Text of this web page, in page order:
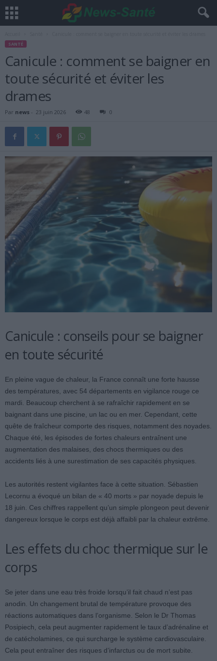
SANTÉ
Canicule : comment se baigner en
toute sécurité et éviter les
drames
Par news - 23 juin 2026 48 0
Canicule : conseils pour se baigner
en toute sécurité
En pleine vague de chaleur, la France connaît une forte hausse
des températures, avec 54 départements en vigilance rouge ce
mardi. Beaucoup cherchent à se rafraîchir rapidement en se
baignant dans une piscine, un lac ou en mer. Cependant, cette
quête de fraîcheur comporte des risques, notamment des noyades.
Chaque été, les épisodes de fortes chaleurs entraînent une
augmentation des malaises, des chocs thermiques ou des
accidents liés à une surestimation de ses capacités physiques.
Les autorités restent vigilantes face à cette situation. Sébastien
Lecornu a évoqué un bilan de « 40 morts » par noyade depuis le
18 juin. Ces chiffres rappellent qu’un simple plongeon peut devenir
dangereux lorsque le corps est déjà affaibli par la chaleur extrême.
Les effets du choc thermique sur le
corps
Se jeter dans une eau très froide lorsqu’il fait chaud n’est pas
anodin. Un changement brutal de température provoque des
réactions automatiques dans l’organisme. Selon le Dr Thomas
Posipiech, cela peut augmenter rapidement le taux d’adrénaline et
de catécholamines, ce qui surcharge le système cardiovasculaire.
Cela peut entraîner des risques d’infarctus ou de mort subite.